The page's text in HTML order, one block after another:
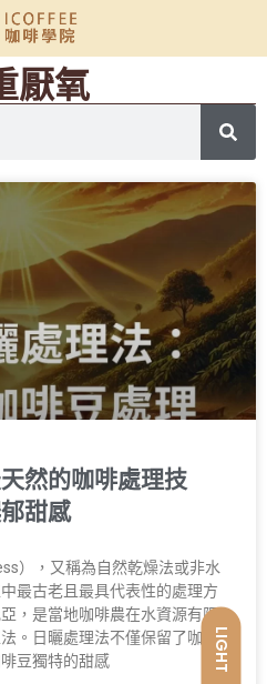
LIGHT
厭氧
然的咖啡處理技
甜感
），又稱為自然乾燥法或非水
最古老且最具代表性的處理方
，是當地咖啡農在水資源有限
。日曬處理法不僅保留了咖啡
豆獨特的甜感